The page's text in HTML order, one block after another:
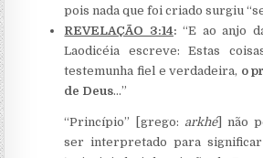
pois nada que foi criado surgiu
REVELAÇÃO 3:14: “E ao anjo
Laodicéia escreve: Estas
testemunha fiel e verdadeira, o
de Deus…”
“Princípio” [grego: arkhé] não
ser interpretado para